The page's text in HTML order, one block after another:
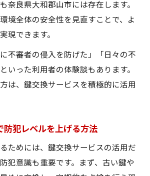
奈良県大和郡山市には存在します。
境全体の安全性を見直すことで、よ
現できます。
不審者の侵入を防げた」「日々の不
いった利用者の体験談もあります。
は、鍵交換サービスを積極的に活用
防犯レベルを上げる方法
ためには、鍵交換サービスの活用だ
犯意識も重要です。まず、古い鍵や